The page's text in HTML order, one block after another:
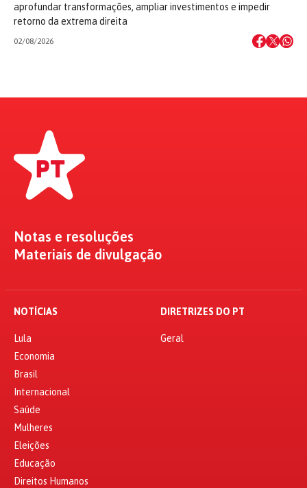
aprofundar transformações, ampliar investimentos e impedir
retorno da extrema direita
02/08/2026
Notas e resoluções
Materiais de divulgação
NOTÍCIAS
Lula
Economia
Brasil
Internacional
Saúde
Mulheres
Eleições
Educação
Direitos Humanos
DIRETRIZES DO PT
Geral